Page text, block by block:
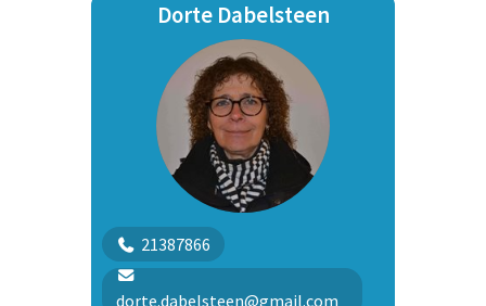
Dorte Dabelsteen
21387866
dorte.dabelsteen@gmail.com